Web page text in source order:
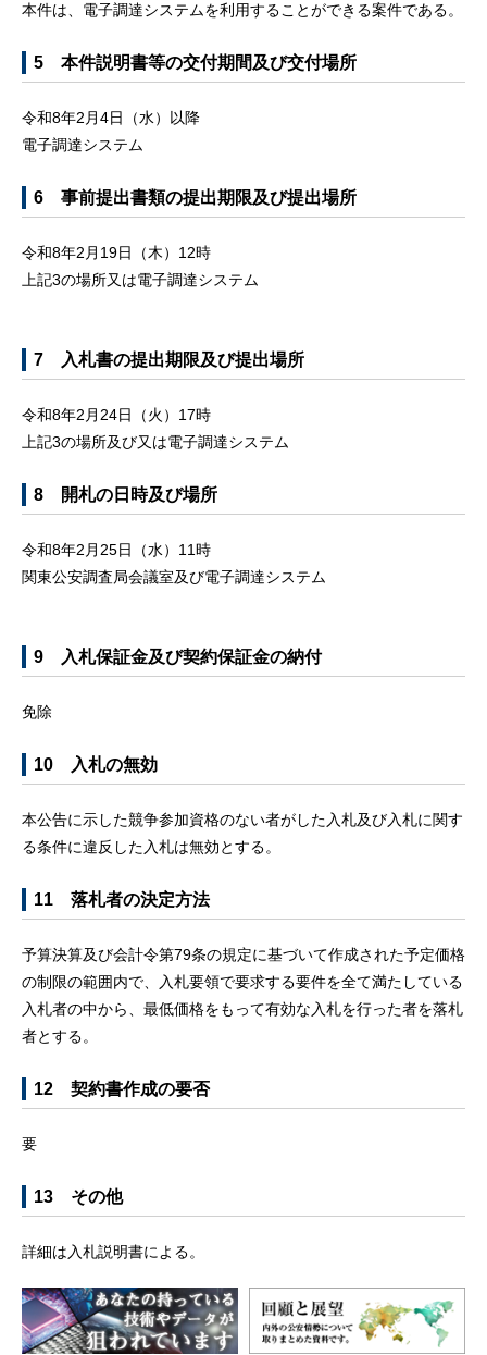
本件は、電子調達システムを利用することができる案件である。
5 本件説明書等の交付期間及び交付場所
令和8年2月4日（水）以降
電子調達システム
6 事前提出書類の提出期限及び提出場所
令和8年2月19日（木）12時
上記3の場所又は電子調達システム
7 入札書の提出期限及び提出場所
令和8年2月24日（火）17時
上記3の場所及び又は電子調達システム
8 開札の日時及び場所
令和8年2月25日（水）11時
関東公安調査局会議室及び電子調達システム
9 入札保証金及び契約保証金の納付
免除
10 入札の無効
本公告に示した競争参加資格のない者がした入札及び入札に関す
る条件に違反した入札は無効とする。
11 落札者の決定方法
予算決算及び会計令第79条の規定に基づいて作成された予定価格
の制限の範囲内で、入札要領で要求する要件を全て満たしている
入札者の中から、最低価格をもって有効な入札を行った者を落札
者とする。
12 契約書作成の要否
要
13 その他
詳細は入札説明書による。